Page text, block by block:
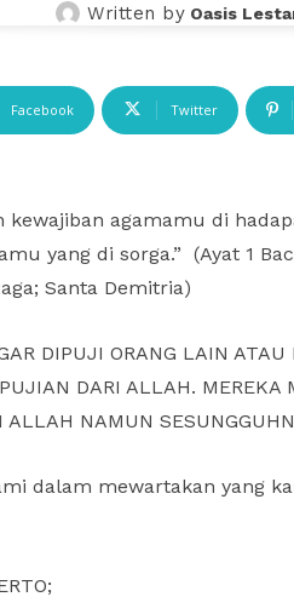
Written by Oasis
Facebook Twitter
agamamu di
yang di sorga.” (Ayat 1
Santa Demitria)
DIPUJI ORANG LAIN
DARI ALLAH. MEREKA
NAMUN
dalam mewartakan yang